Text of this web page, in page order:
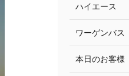
ハイエース
ワーゲンバス
本日のお客様